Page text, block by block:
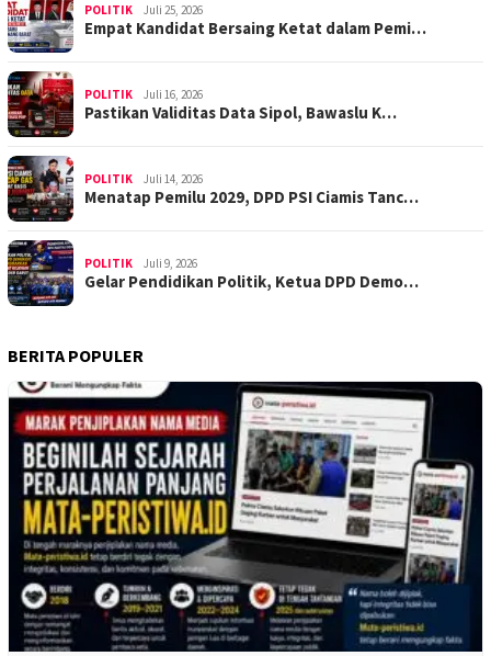
POLITIK Juli 25, 2026
Empat Kandidat Bersaing Ketat dalam Pemi…
POLITIK Juli 16, 2026
Pastikan Validitas Data Sipol, Bawaslu K…
POLITIK Juli 14, 2026
Menatap Pemilu 2029, DPD PSI Ciamis Tanc…
POLITIK Juli 9, 2026
Gelar Pendidikan Politik, Ketua DPD Demo…
BERITA POPULER